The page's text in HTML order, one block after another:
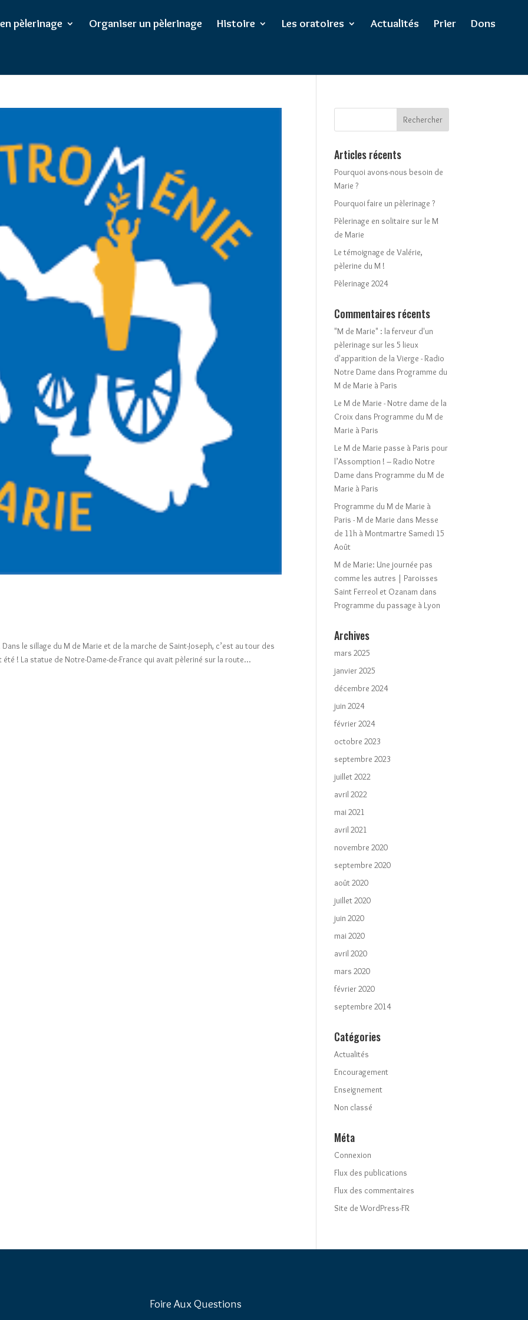
config.phpon line 102
pèlerinage Organiser un pèlerinage Histoire Les oratoires Actualités Prier Dons
le sillage du M de Marie et de la marche de Saint-Joseph, c’est au tour des
! La statue de Notre-Dame-de-France qui avait pèleriné sur la route...
Articles récents
Pourquoi avons-nous besoin de
Marie ?
Pourquoi faire un pèlerinage ?
Pèlerinage en solitaire sur le M
de Marie
Le témoignage de Valérie,
pèlerine du M !
Pèlerinage 2024
Commentaires récents
"M de Marie" : la ferveur d'un
pèlerinage sur les 5 lieux
d'apparition de la Vierge - Radio
Notre Dame dans Programme du
M de Marie à Paris
Le M de Marie - Notre dame de la
Croix dans Programme du M de
Marie à Paris
Le M de Marie passe à Paris pour
l’Assomption ! – Radio Notre
Dame dans Programme du M de
Marie à Paris
Programme du M de Marie à
Paris - M de Marie dans Messe
de 11h à Montmartre Samedi 15
Août
M de Marie: Une journée pas
comme les autres | Paroisses
Saint Ferreol et Ozanam dans
Programme du passage à Lyon
Archives
mars 2025
janvier 2025
décembre 2024
juin 2024
février 2024
octobre 2023
septembre 2023
juillet 2022
avril 2022
mai 2021
avril 2021
novembre 2020
septembre 2020
août 2020
juillet 2020
juin 2020
mai 2020
avril 2020
mars 2020
février 2020
septembre 2014
Catégories
Actualités
Encouragement
Enseignement
Non classé
Méta
Connexion
Flux des publications
Flux des commentaires
Site de WordPress-FR
Foire Aux Questions